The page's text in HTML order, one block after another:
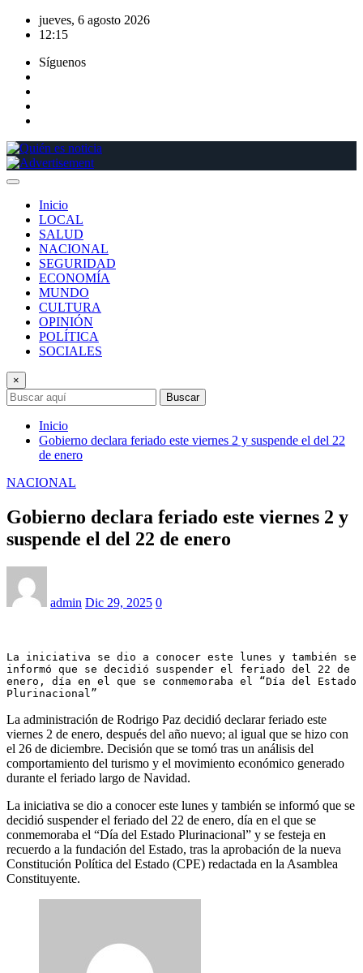
Saltar
jueves, 6 agosto 2026
12:15
Síguenos
Inicio
LOCAL
SALUD
NACIONAL
SEGURIDAD
ECONOMÍA
MUNDO
CULTURA
OPINIÓN
POLÍTICA
SOCIALES
×
Buscar
Inicio
Gobierno declara feriado este viernes 2 y suspende el del 22
de enero
NACIONAL
Gobierno declara feriado este viernes 2 y
suspende el del 22 de enero
admin Dic 29, 2025 0
La iniciativa se dio a conocer este lunes y también se
informó que se decidió suspender el feriado del 22 de
enero, día en el que se conmemoraba el “Día del Estado
Plurinacional”
La administración de Rodrigo Paz decidió declarar feriado este
viernes 2 de enero, después del año nuevo; al igual que se hizo con
el 26 de diciembre. Decisión que se tomó tras un análisis del
comportamiento del turismo y el movimiento económico generado
durante el feriado largo de Navidad.
La iniciativa se dio a conocer este lunes y también se informó que se
decidió suspender el feriado del 22 de enero, día en el que se
conmemoraba el “Día del Estado Plurinacional” y se festeja en
recuerdo a la fundación del Estado, tras la aprobación de la nueva
Constitución Política del Estado (CPE) redactada en la Asamblea
Constituyente.